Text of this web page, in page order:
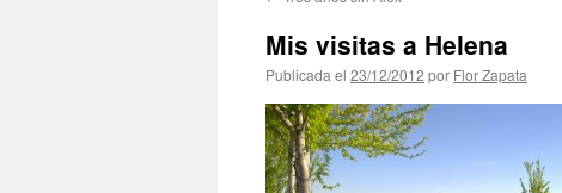
contenido
Mis visitas a Helena
Publicada el 23/12/2012 por Flor Zapata